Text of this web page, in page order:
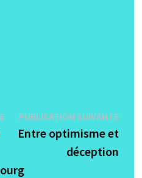
Publication
précédente :
PUBLICATION SUIVANTE
Entre optimisme et
déception